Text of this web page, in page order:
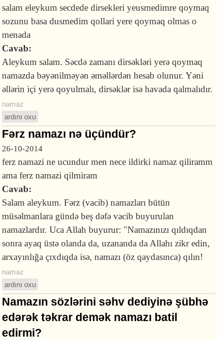
salam eleykum secdede dirsekleri yeusmedimre qoymaq
sozunu basa dusmedim qollari yere qoymaq olmas o
menada
Cavab:
Aleykum salam. Səcdə zamanı dirsəkləri yerə qoymaq
namazda bəyənilməyən əməllərdən hesab olunur. Yəni
əllərin içi yerə qoyulmalı, dirsəklər isə havada qalmalıdır.
namaz
ardını oxu
Fərz namazı nə üçündür?
26-10-2014
ferz namazi ne ucundur men nece ildirki namaz qiliramm
ama ferz namazi qilmiram
Cavab:
Salam aleykum. Fərz (vacib) namazları bütün
müsəlmanlara gündə beş dəfə vacib buyurulan
namazlardır. Uca Allah buyurur: "Namazınızı qıldıqdan
sonra ayaq üstə olanda da, uzananda da Allahı zikr edin,
arxayınlığa çıxdıqda isə, namazı (öz qaydasınca) qılın!
namaz
ardını oxu
Namazın sözlərini səhv dediyinə şübhə
edərək təkrar demək namazı batil
edirmi?